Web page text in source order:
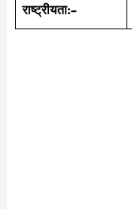
राष्ट्रीयता:-